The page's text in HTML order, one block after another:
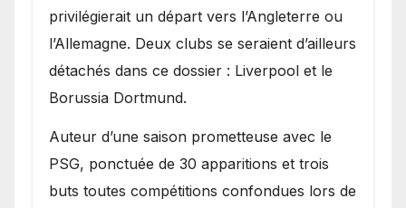
privilégierait un départ vers l’Angleterre ou
l’Allemagne. Deux clubs se seraient d’ailleurs
détachés dans ce dossier : Liverpool et le
Borussia Dortmund.
Auteur d’une saison prometteuse avec le
PSG, ponctuée de 30 apparitions et trois
buts toutes compétitions confondues lors de